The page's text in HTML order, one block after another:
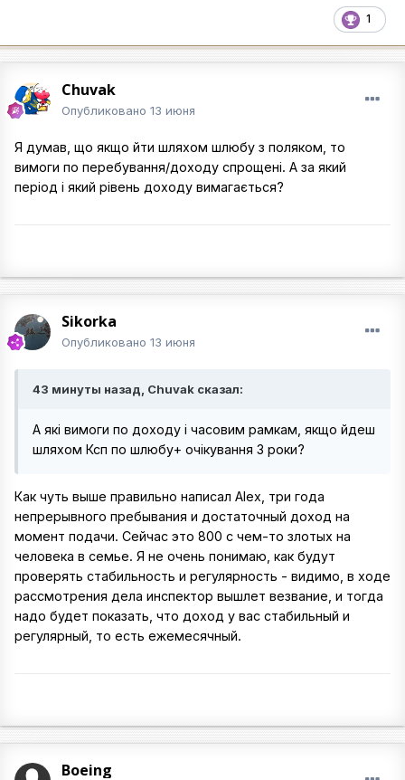
1
Chuvak
Опубликовано 13 июня
Я думав, що якщо йти шляхом шлюбу з поляком, то
вимоги по перебування/доходу спрощені. А за який
період і який рівень доходу вимагається?
Sikorka
Опубликовано 13 июня
43 минуты назад, Chuvak сказал:
А які вимоги по доходу і часовим рамкам, якщо йдеш
шляхом Ксп по шлюбу+ очікування 3 роки?
Как чуть выше правильно написал Alex, три года
непрерывного пребывания и достаточный доход на
момент подачи. Сейчас это 800 с чем-то злотых на
человека в семье. Я не очень понимаю, как будут
проверять стабильность и регулярность - видимо, в ходе
рассмотрения дела инспектор вышлет везвание, и тогда
надо будет показать, что доход у вас стабильный и
регулярный, то есть ежемесячный.
Boeing